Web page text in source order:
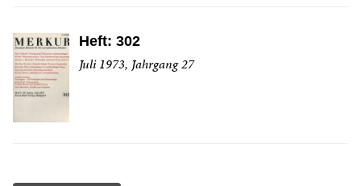
Heft: 302
Juli 1973, Jahrgang 27